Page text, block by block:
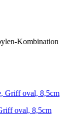
Kombination
oval, 8,5cm